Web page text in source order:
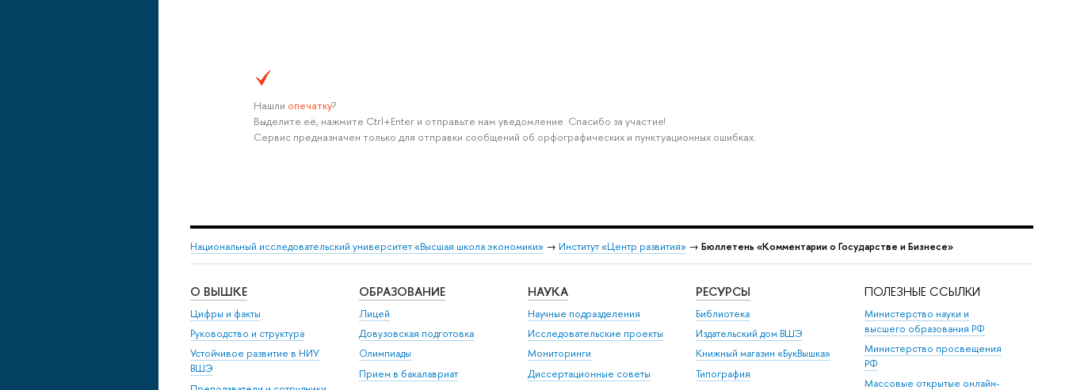
Нашли опечатку?
Выделите её, нажмите Ctrl+Enter и отправьте нам уведомление. Спасибо за участие!
Сервис предназначен только для отправки сообщений об орфографических и пунктуационных ошибках.
Национальный исследовательский университет «Высшая школа экономики» → Институт «Центр развития» → Бюллетень «Комментарии о Государстве и Бизнесе»
О ВЫШКЕ
Цифры и факты
Руководство и структура
Устойчивое развитие в НИУ
ВШЭ
ОБРАЗОВАНИЕ
Лицей
Довузовская подготовка
Олимпиады
Прием в бакалавриат
НАУКА
Научные подразделения
Исследовательские проекты
Мониторинги
Диссертационные советы
РЕСУРСЫ
Библиотека
Издательский дом ВШЭ
Книжный магазин «БукВышка»
Типография
ПОЛЕЗНЫЕ ССЫЛКИ
Министерство науки и
высшего образования РФ
Министерство просвещения
РФ
Массовые открытые онлайн-